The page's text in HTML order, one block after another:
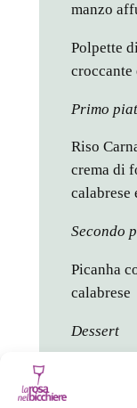
manzo
Polpette
croccante
Primo
Riso
crema di
Secondo
Picanha
calabrese
Dessert